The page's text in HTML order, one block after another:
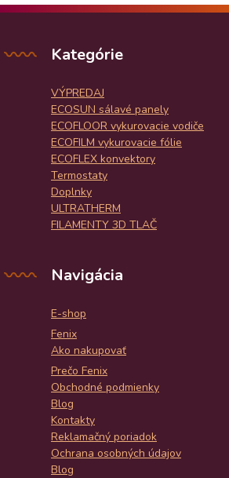
Kategórie
VÝPREDAJ
ECOSUN sálavé panely
ECOFLOOR vykurovacie vodiče
ECOFILM vykurovacie fólie
ECOFLEX konvektory
Termostaty
Doplnky
ULTRATHERM
FILAMENTY 3D TLAČ
Navigácia
E-shop
Fenix
Ako nakupovať
Prečo Fenix
Obchodné podmienky
Blog
Kontakty
Reklamačný poriadok
Ochrana osobných údajov
Blog